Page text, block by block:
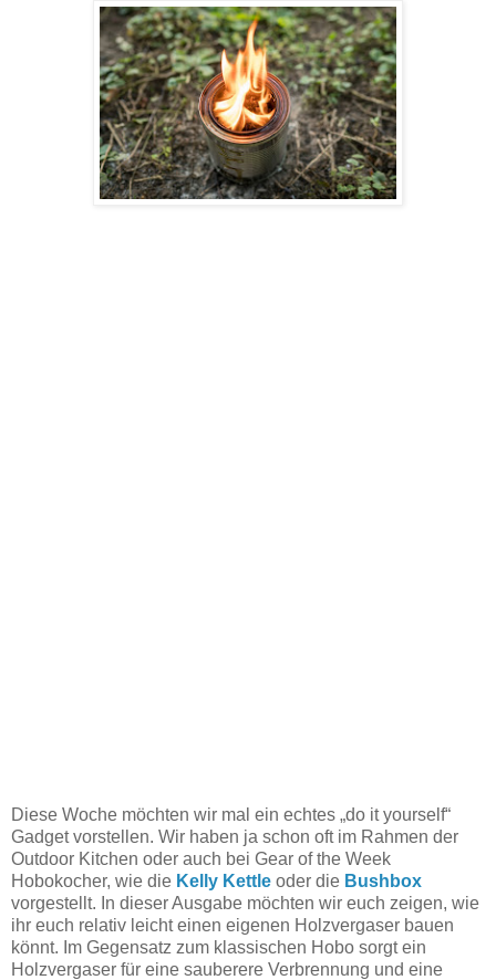
Diese Woche möchten wir mal ein echtes „do it yourself“
Gadget vorstellen. Wir haben ja schon oft im Rahmen der
Outdoor Kitchen oder auch bei Gear of the Week
Hobokocher, wie die Kelly Kettle oder die Bushbox
vorgestellt. In dieser Ausgabe möchten wir euch zeigen, wie
ihr euch relativ leicht einen eigenen Holzvergaser bauen
könnt. Im Gegensatz zum klassischen Hobo sorgt ein
Holzvergaser für eine sauberere Verbrennung und eine